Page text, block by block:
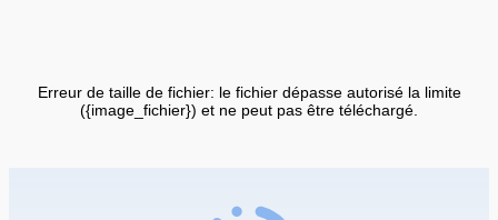
Erreur de taille de fichier: le fichier dépasse autorisé la limite
({image_fichier}) et ne peut pas être téléchargé.